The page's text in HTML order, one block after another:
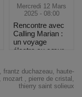
Mercredi 12 Mars
2025 - 08:00
Rencontre avec
Calling Marian :
un voyage
électro au cœur
frantz duchazeau
haute-
mozart pierre de cristal
thierry saint solieux